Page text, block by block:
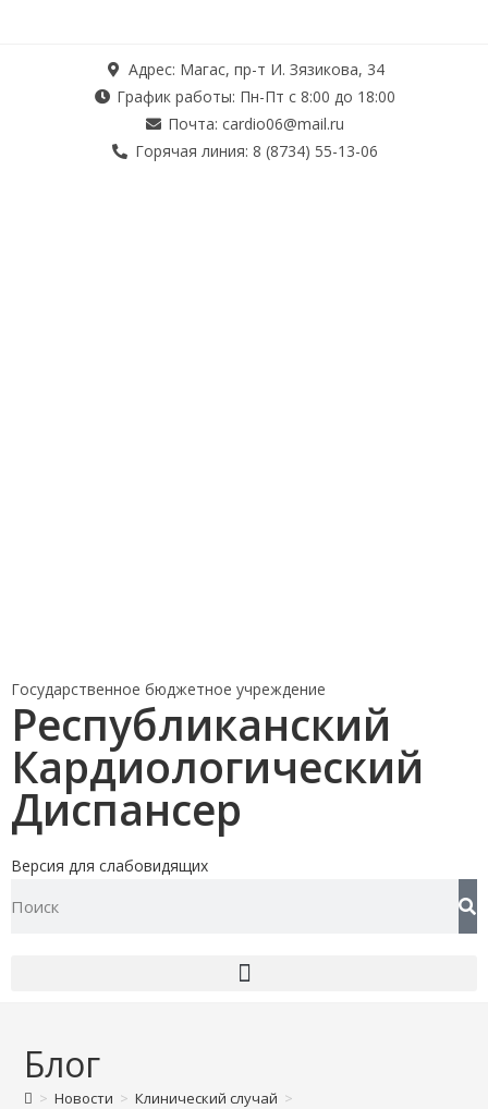
Адрес: Магас, пр-т И. Зязикова, 34
График работы: Пн-Пт с 8:00 до 18:00
Почта: cardio06@mail.ru
Горячая линия: 8 (8734) 55-13-06
Государственное бюджетное учреждение
Республиканский
Кардиологический
Диспансер
Версия для слабовидящих
Блог
> Новости > Клинический случай >